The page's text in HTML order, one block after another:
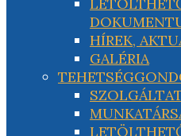
HÍREK,
GALÉRIA